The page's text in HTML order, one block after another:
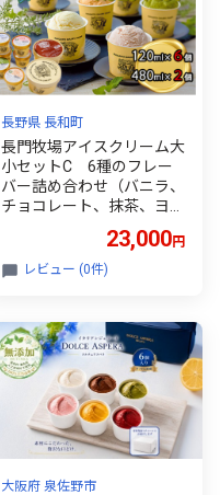
長野県 長和町
長門牧場アイスクリーム大
小セットC 6種のフレー
バー詰め合わせ（バニラ、
チョコレート、抹茶、ヨー
人気スイーツ 濃厚ミル
ク 直送 牛乳 生乳 国
歳暮 クリスマス
23,000円
レビュー (0件)
大阪府 泉佐野市